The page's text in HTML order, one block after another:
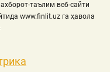
таълим веб-сайти
www.finlit.uz га ҳавола